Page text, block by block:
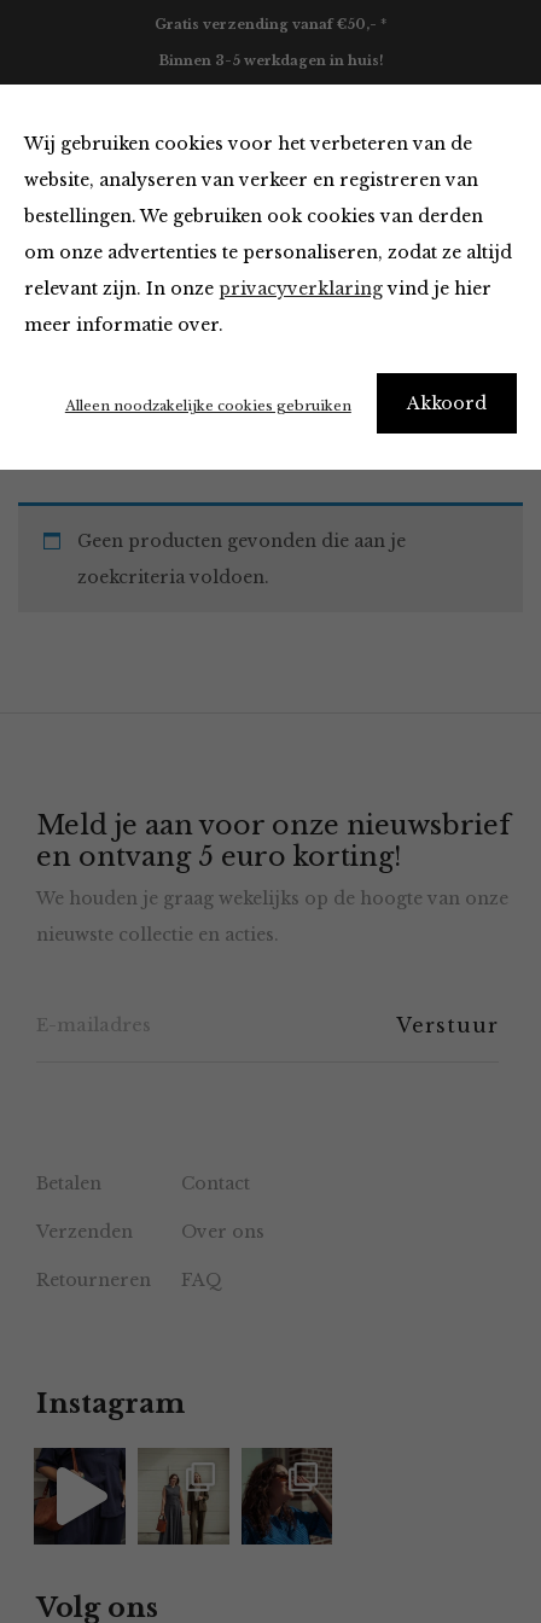
Wij gebruiken cookies voor het verbeteren van de
website, analyseren van verkeer en registreren van
bestellingen. We gebruiken ook cookies van derden
om onze advertenties te personaliseren, zodat ze altijd
relevant zijn. In onze privacyverklaringvind je hier
meer informatie over.
Akkoord
Alleen noodzakelijke cookies gebruiken
Gratis verzending vanaf €50,- *
Binnen 3-5 werkdagen in huis!
Must Haves
Home Winkel Accessoires Must Haves
Geen producten gevonden die aan je
zoekcriteria voldoen.
Meld je aan voor onze nieuwsbrief
en ontvang 5 euro korting!
We houden je graag wekelijks op de hoogte van onze
nieuwste collectie en acties.
Betalen Contact
Verzenden Over ons
Retourneren FAQ
Instagram
Volg ons